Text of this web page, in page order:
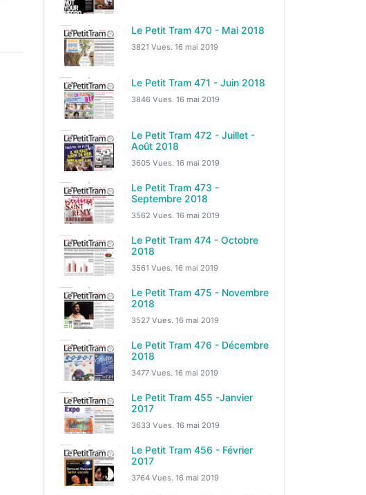
Le Petit Tram 470 - Mai 2018
3821 Vues. 16 mai 2019
Le Petit Tram 471 - Juin 2018
3846 Vues. 16 mai 2019
Le Petit Tram 472 - Juillet -
Août 2018
3605 Vues. 16 mai 2019
Le Petit Tram 473 -
Septembre 2018
3562 Vues. 16 mai 2019
Le Petit Tram 474 - Octobre
2018
3561 Vues. 16 mai 2019
Le Petit Tram 475 - Novembre
2018
3527 Vues. 16 mai 2019
Le Petit Tram 476 - Décembre
2018
3477 Vues. 16 mai 2019
Le Petit Tram 455 -Janvier
2017
3633 Vues. 16 mai 2019
Le Petit Tram 456 - Février
2017
3764 Vues. 16 mai 2019